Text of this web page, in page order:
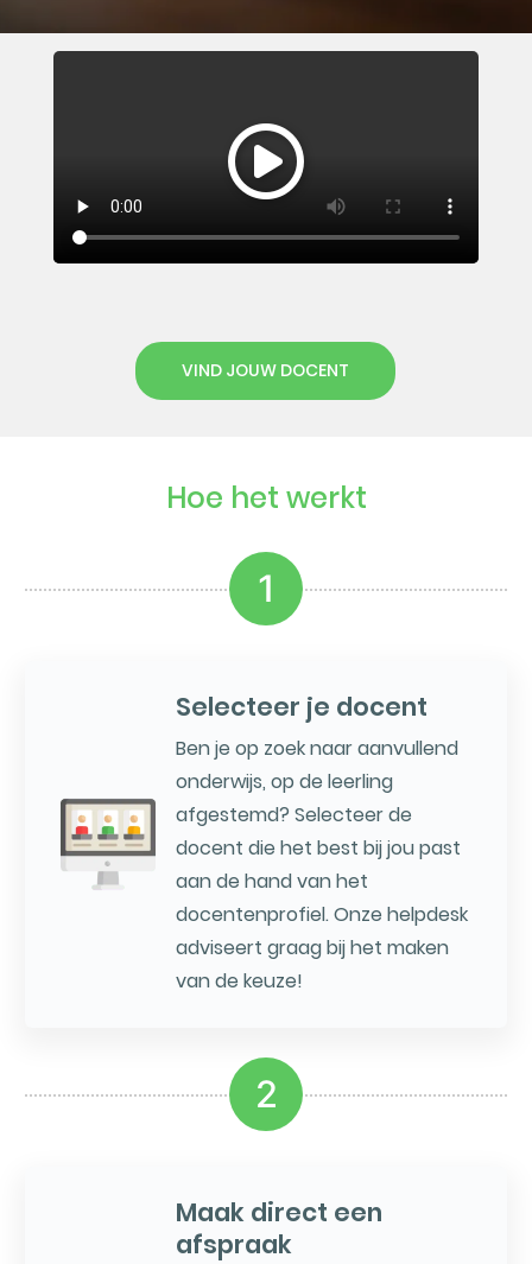
VIND JOUW DOCENT
Hoe het werkt
1
Selecteer je docent
Ben je op zoek naar aanvullend
onderwijs, op de leerling
afgestemd? Selecteer de
docent die het best bij jou past
aan de hand van het
docentenprofiel. Onze helpdesk
adviseert graag bij het maken
van de keuze!
2
Maak direct een
afspraak